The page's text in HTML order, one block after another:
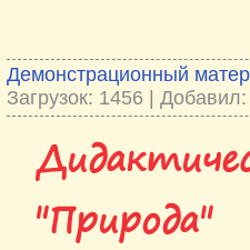
Демонстрационный
Загрузок: 1456 |
"Природа"